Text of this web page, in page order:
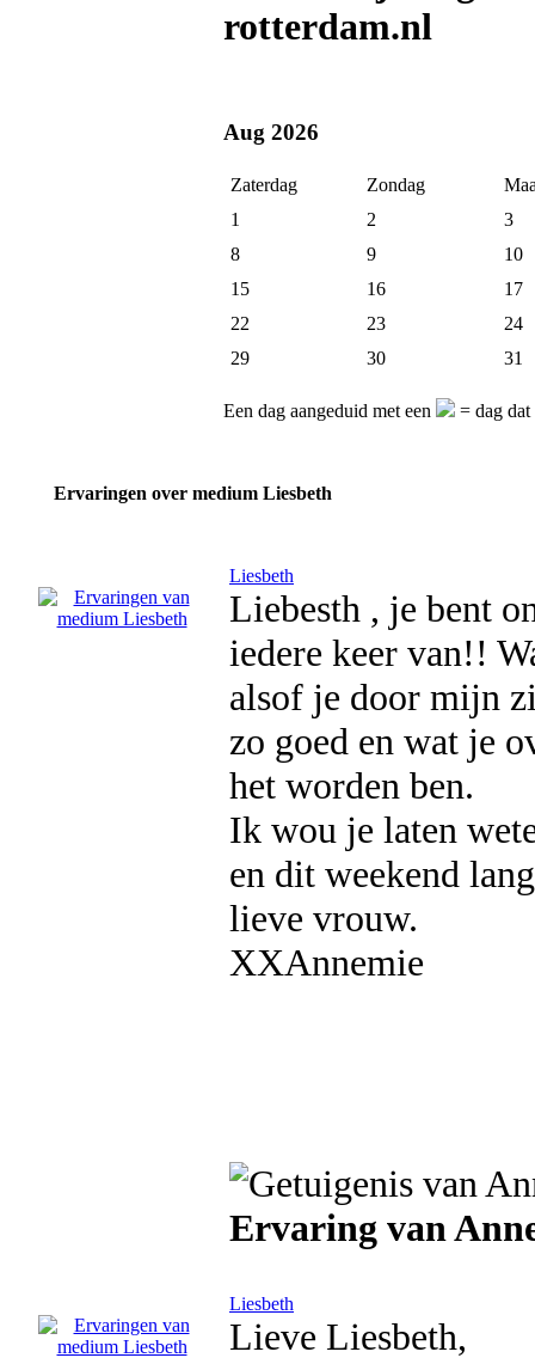
rotterdam.nl
Aug 2026
Zaterdag Zondag
1
2
3
8
9
10
15
16
17
22
23
24
29
30 31
Een dag aangeduid met een = dag
Ervaringen over medium Liesbeth
Liesbeth
Liebesth , je bent
iedere keer van!!
alsof je door mijn
zo goed en wat je
het worden ben.
Ik wou je laten
en dit weekend
lieve vrouw.
XXAnnemie
Ervaring van
Liesbeth
Lieve Liesbeth,